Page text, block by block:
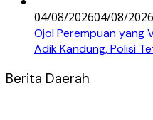
04/08/202604/08/2026
Ojol Perempuan yang
Adik Kandung, Polisi
Berita Daerah